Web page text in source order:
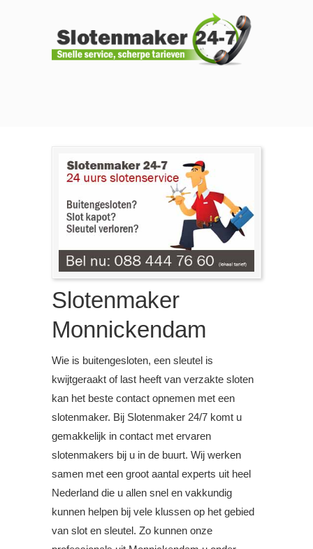
Slotenmaker
Monnickendam
Wie is buitengesloten, een sleutel is
kwijtgeraakt of last heeft van verzakte sloten
kan het beste contact opnemen met een
slotenmaker. Bij Slotenmaker 24/7 komt u
gemakkelijk in contact met ervaren
slotenmakers bij u in de buurt. Wij werken
samen met een groot aantal experts uit heel
Nederland die u allen snel en vakkundig
kunnen helpen bij vele klussen op het gebied
van slot en sleutel. Zo kunnen onze